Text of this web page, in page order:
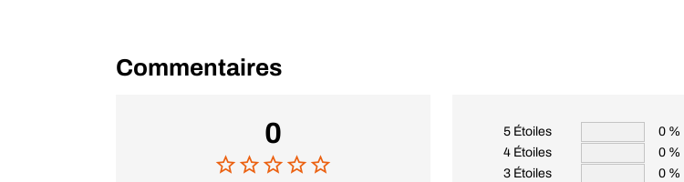
Commentaires
0 5 Étoiles
0 %
4 Étoiles
0 %
3 Étoiles
0 %